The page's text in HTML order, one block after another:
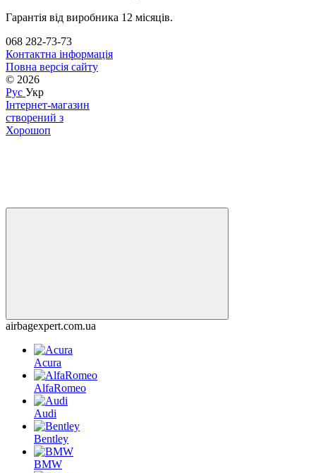
Гарантія від виробника 12 місяців.
068 282-73-73
Контактна інформація
Повна версія сайту
© 2026
Рус Укр
Інтернет-магазин
створений з
Хорошоп
airbagexpert.com.ua
Acura
AlfaRomeo
Audi
Bentley
BMW